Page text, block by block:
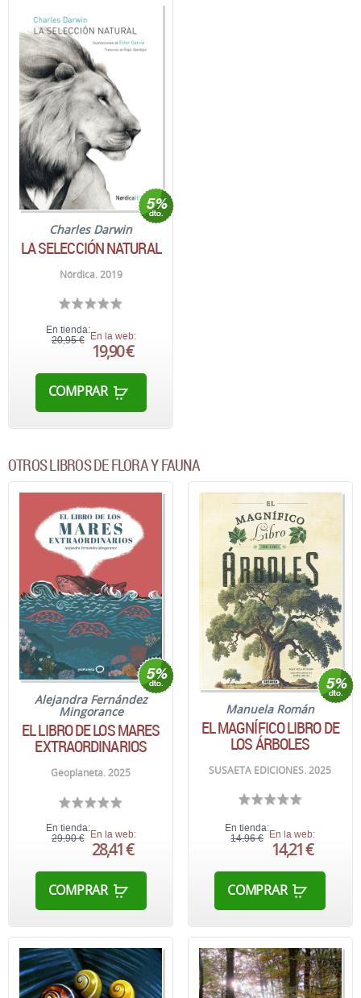
Charles Darwin
LA SELECCIÓN NATURAL
Nórdica. 2019
En tienda:
20,95 € En la web:
19,90 €
COMPRAR
OTROS LIBROS DE FLORA Y FAUNA
Alejandra Fernández
Mingorance
EL LIBRO DE LOS MARES
EXTRAORDINARIOS
Geoplaneta. 2025
En tienda:
29,90 € En la web:
28,41 €
COMPRAR
Manuela Román
EL MAGNÍFICO LIBRO DE
LOS ÁRBOLES
SUSAETA EDICIONES. 2025
En tienda:
14,96 €
En la web:
14,21 €
COMPRAR